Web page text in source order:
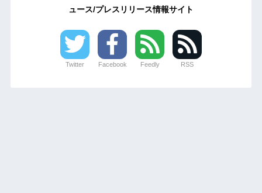
ュース/プレスリリース情報サイト
Twitter Facebook Feedly RSS